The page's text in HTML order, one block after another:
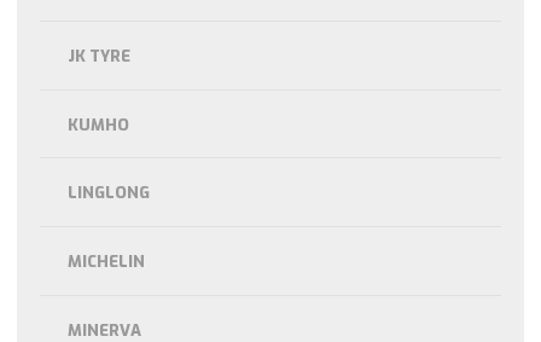
JK TYRE
KUMHO
LINGLONG
MICHELIN
MINERVA